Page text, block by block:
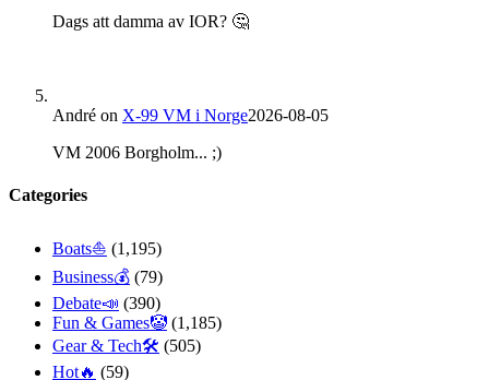
Dags att damma av IOR? 🤔
André on X-99 VM i Norge2026-08-05
VM 2006 Borgholm... ;)
Categories
Boats⛵️ (1,195)
Business💰 (79)
Debate📣 (390)
Fun & Games🤡 (1,185)
Gear & Tech🛠 (505)
Hot🔥 (59)